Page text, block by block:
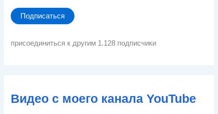
е
с
е
н
Подписаться
присоединиться к другим 1.128 подписчики
Видео с моего канала YouTube